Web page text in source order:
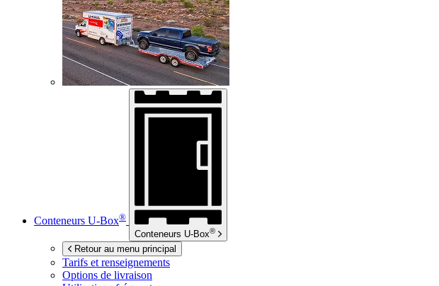
Conteneurs U-Box®
Conteneurs U-Box®
Retour au menu principal
Tarifs et renseignements
Options de livraison